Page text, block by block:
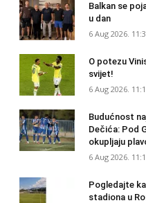
Balkan se
u dan
6 Aug 2026.
O potezu
svijet!
6 Aug 2026.
Budućnost
Dečića: Pod
okupljaju
6 Aug 2026.
Pogledajte
stadiona u